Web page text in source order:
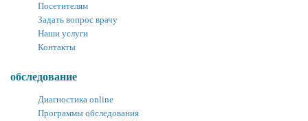
Посетителям
Задать вопрос врачу
Наши услуги
Контакты
обследование
Диагностика online
Программы обследования